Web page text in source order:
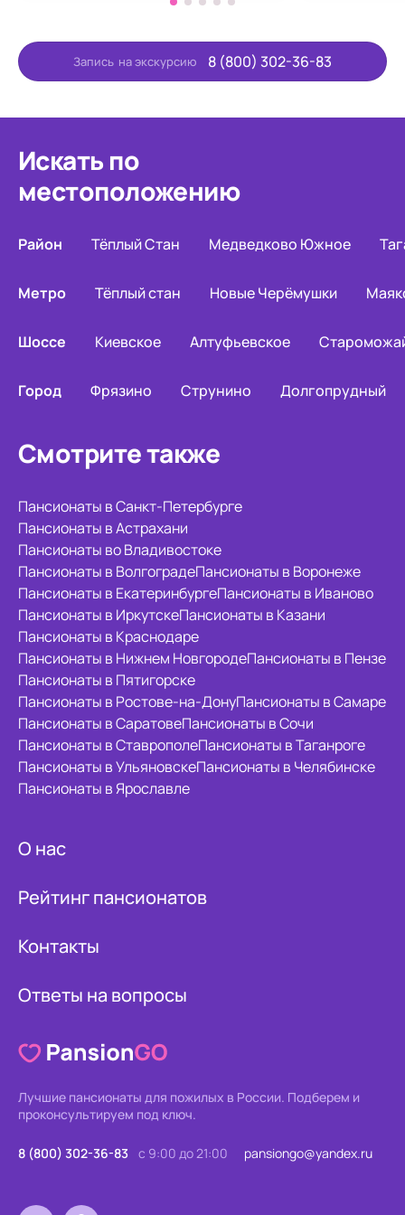
Запись на экскурсию 8 (800) 302-36-83
Искать по
местоположению
Район Тёплый Стан Медведково Южное
Метро Тёплый стан Новые Черёмушки
Шоссе Киевское Алтуфьевское
Город Фрязино Струнино Долгопрудный
Смотрите также
Пансионаты в Санкт-Петербурге
Пансионаты в Астрахани
Пансионаты во Владивостоке
Пансионаты в ВолгоградеПансионаты в Воронеже
Пансионаты в ЕкатеринбургеПансионаты в Иваново
Пансионаты в ИркутскеПансионаты в Казани
Пансионаты в Краснодаре
Пансионаты в Нижнем НовгородеПансионаты в Пензе
Пансионаты в Пятигорске
Пансионаты в Ростове-на-ДонуПансионаты в Самаре
Пансионаты в СаратовеПансионаты в Сочи
Пансионаты в СтаврополеПансионаты в Таганроге
Пансионаты в УльяновскеПансионаты в Челябинске
Пансионаты в Ярославле
О нас
Рейтинг пансионатов
Контакты
Ответы на вопросы
Лучшие пансионаты для пожилых в России. Подберем и
проконсультируем под ключ.
8 (800) 302-36-83 с 9:00 до 21:00 pansiongo@yandex.ru